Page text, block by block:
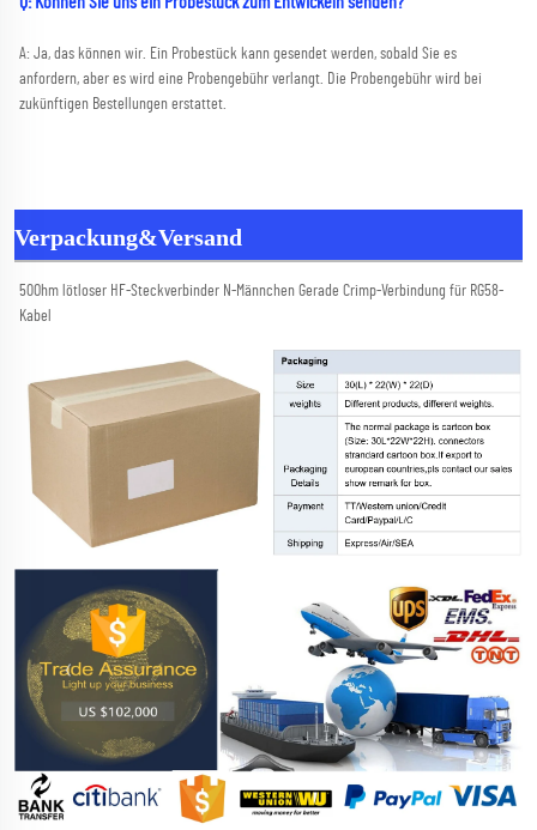
A: Ja, das können wir. Ein Probestück kann gesendet werden, sobald Sie es
anfordern, aber es wird eine Probengebühr verlangt. Die Probengebühr wird bei
zukünftigen Bestellungen erstattet.
Verpackung&Versand
50Ohm lötloser HF-Steckverbinder N-Männchen Gerade Crimp-Verbindung für RG58-
Kabel